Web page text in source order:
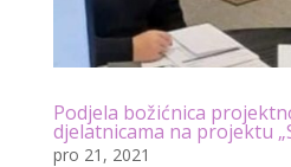
Podjela božićnica
djelatnicama na projektu
pro 21, 2021